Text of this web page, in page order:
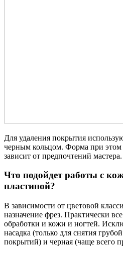
Для удаления покрытия
черным кольцом. Форма при этом
зависит от предпочтений мастера.
Что подойдет работы с
пластиной?
В зависимости от цветовой
назначение фрез. Практически
обработки и кожи и ногтей.
насадка (только для снятия
покрытий) и черная (чаще всего